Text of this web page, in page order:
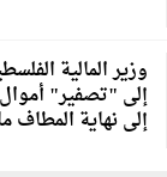
وزير المالية
إلى "تصفير"
إلى نهاية المطاف